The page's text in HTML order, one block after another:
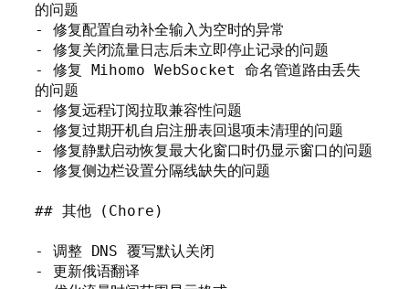
的问题
- 修复配置自动补全输入为空时的异常
- 修复关闭流量日志后未立即停止记录的问题
- 修复 Mihomo WebSocket 命名管道路由丢失
的问题
- 修复远程订阅拉取兼容性问题
- 修复过期开机自启注册表回退项未清理的问题
- 修复静默启动恢复最大化窗口时仍显示窗口的问题
- 修复侧边栏设置分隔线缺失的问题
## 其他 (Chore)
- 调整 DNS 覆写默认关闭
- 更新俄语翻译